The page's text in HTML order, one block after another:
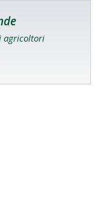
agricoltori